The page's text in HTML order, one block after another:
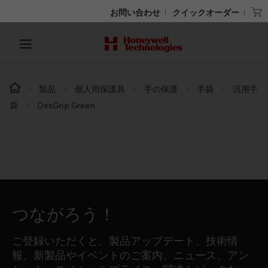
お問い合わせ クイックオーダー
製品 個人用保護具 手の保護 手袋
汎用手
袋
DexGrip Green
つながろう！
ご登録いただくと、製品アップデート、技術情
報、新製品やイベントのご案内、ニュース、アン